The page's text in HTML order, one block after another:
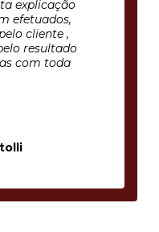
explicação
efetuados,
cliente ,
resultado
com toda